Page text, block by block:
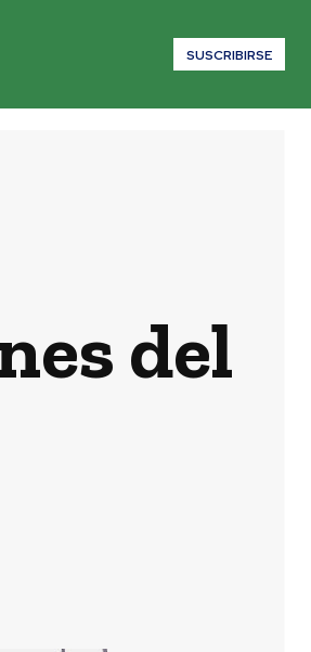
SUSCRIBIRSE
del